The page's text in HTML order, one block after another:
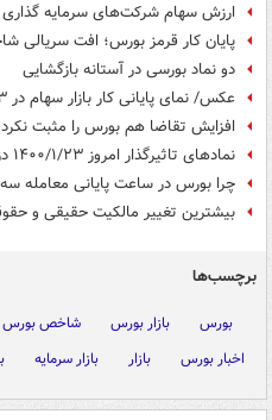
ارزش سهام شرکت‌های سرمایه گذاری
پایان کار قرمز بورس؛ افت سریالی
دو نماد بورسی در آستانه بازگشایی
عکس/ نمای پایانی کار بازار سهام در ۱۴۰۰/۱/۲۳
افزایش تقاضا هم بورس را مثبت نکرد
نمادهای تاثیرگذار امروز ۱۴۰۰/۱/۲۳ در بورس
چرا بورس در ساعت پایانی معامله
بیشترین تغییر مالکیت حقیقی و
برچسب‌ها
بورس بازار بورس شاخص بورس
اخبار بورس
بازار بازار سرمایه